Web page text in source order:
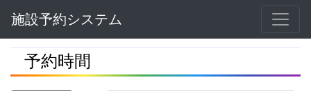
Navbar
施設予約システム
予約時間